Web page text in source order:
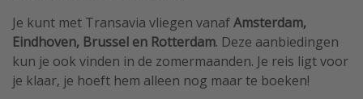
Je kunt met Transavia vliegen vanafAmsterdam,
Eindhoven, Brussel en Rotterdam. Deze aanbiedingen
kun je ook vinden in de zomermaanden. Je reis ligt voor
je klaar, je hoeft hem alleen nog maar te boeken!